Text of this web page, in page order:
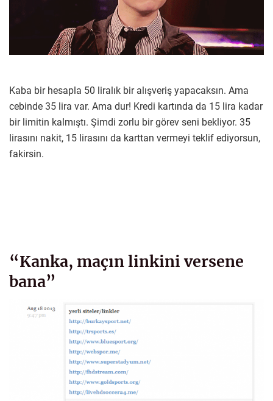
Kaba bir hesapla 50 liralık bir alışveriş yapacaksın. Ama
cebinde 35 lira var. Ama dur! Kredi kartında da 15 lira kadar
bir limitin kalmıştı. Şimdi zorlu bir görev seni bekliyor. 35
lirasını nakit, 15 lirasını da karttan vermeyi teklif ediyorsun,
fakirsin.
“Kanka, maçın linkini versene
bana”